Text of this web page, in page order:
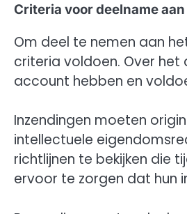
Criteria voor deelname
Om deel te nemen aan
criteria voldoen. Over
account hebben en
Inzendingen moeten
intellectuele
richtlijnen te bekijken die
ervoor te zorgen dat hun